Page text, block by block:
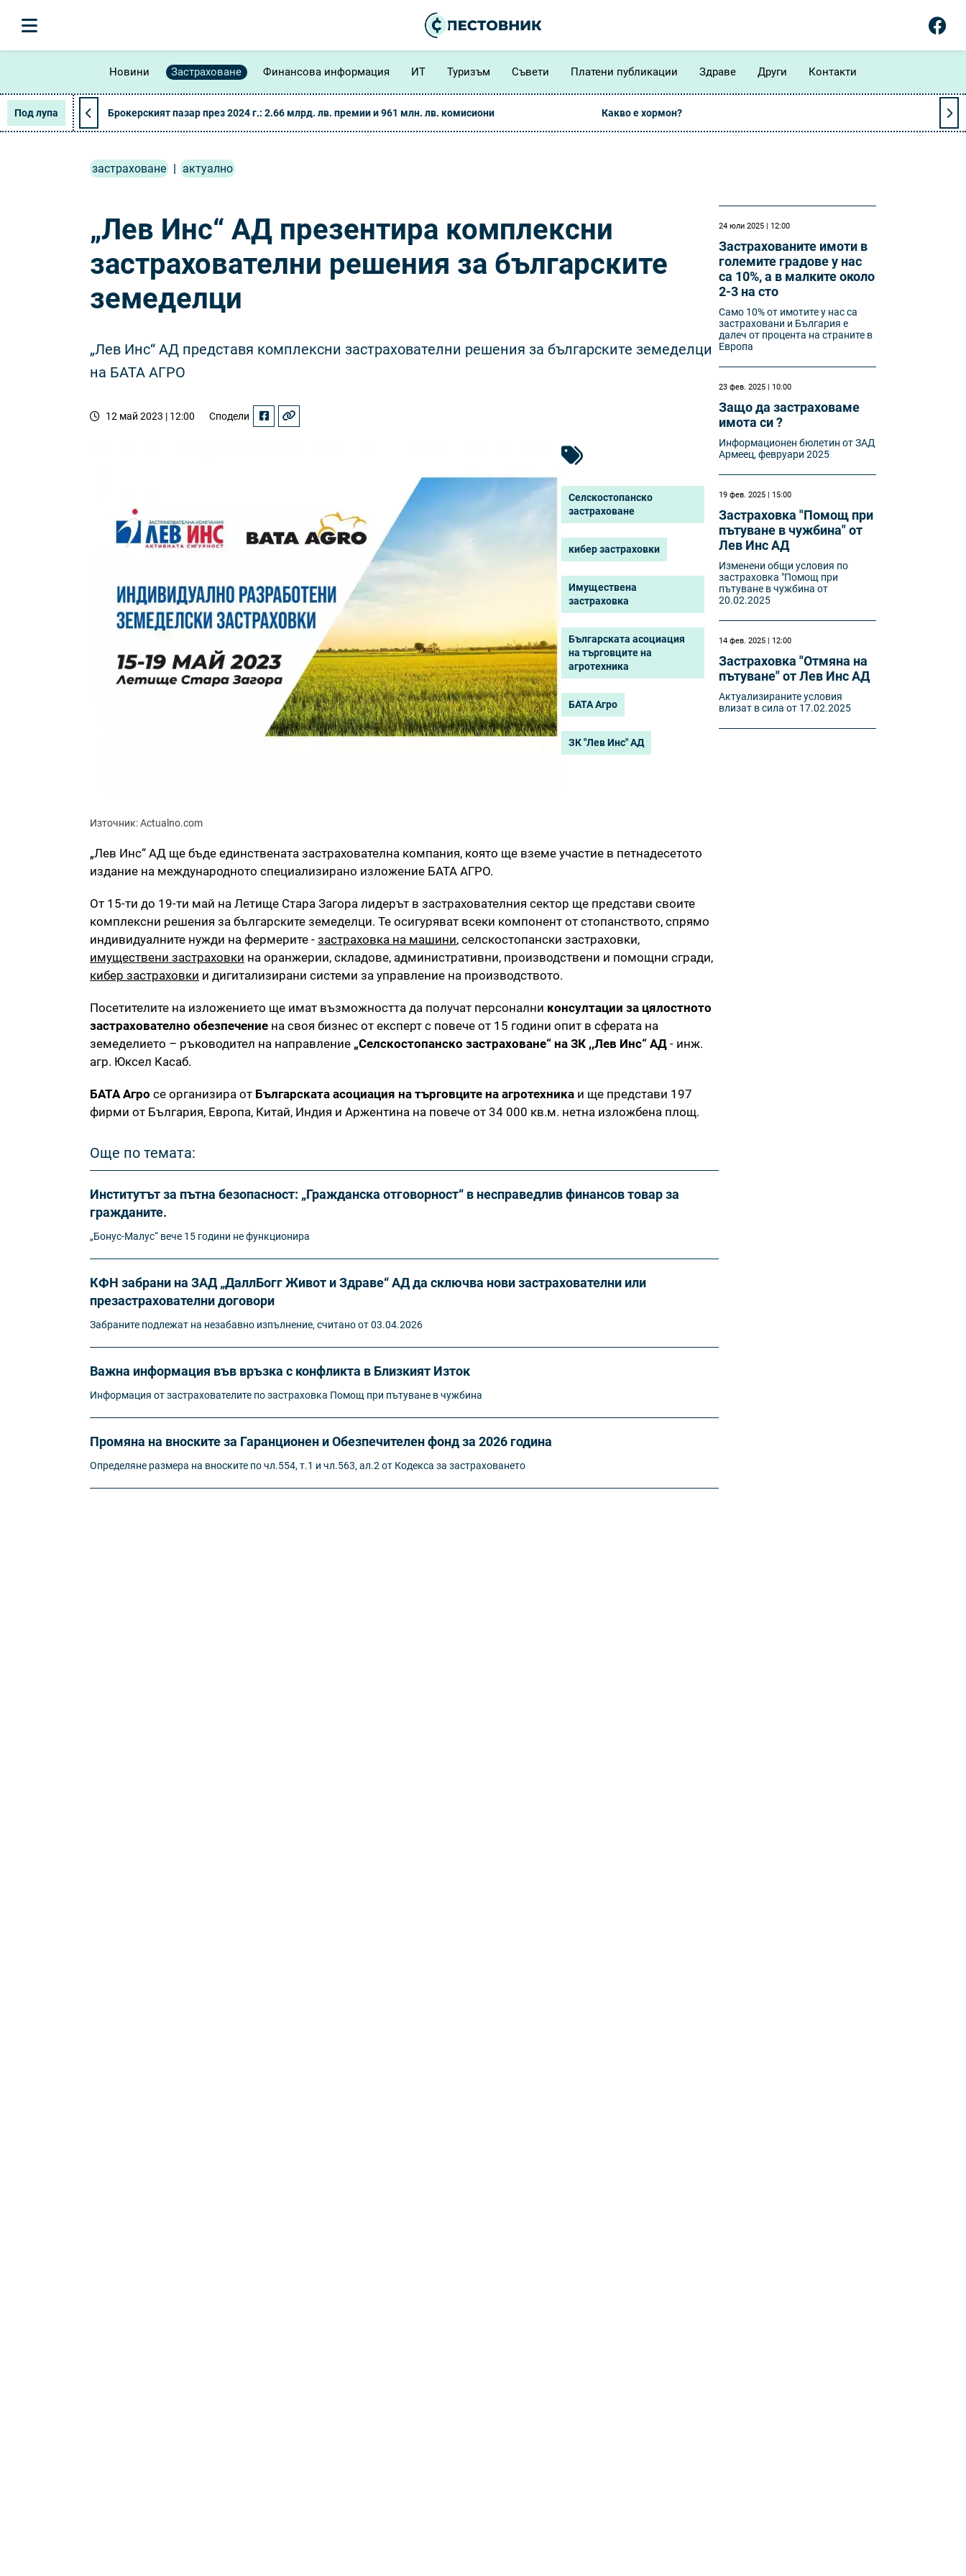
Новини Застраховане Финансова информация ИТ Туризъм Съвети Платени публикации Здраве Други Контакти
Под лупа Брокерският пазар през 2024 г.: 2.66 млрд. лв. премии и 961 млн. лв. комисиони Какво е хормон?
застраховане | актуално
„Лев Инс“ АД презентира комплексни
застрахователни решения за българските
земеделци
„Лев Инс“ АД представя комплексни застрахователни решения за българските земеделци
на БАТА АГРО
12 май 2023 | 12:00 Сподели
Селскостопанско
застраховане
кибер застраховки
Имуществена
застраховка
Българската асоциация
на търговците на
агротехника
БАТА Агро
ЗК "Лев Инс" АД
Източник: Аctualno.com
„Лев Инс“ АД ще бъде единствената застрахователна компания, която ще вземе участие в петнадесетото
издание на международното специализирано изложение БАТА АГРО.
От 15-ти до 19-ти май на Летище Стара Загора лидерът в застрахователния сектор ще представи своите
комплексни решения за българските земеделци. Те осигуряват всеки компонент от стопанството, спрямо
индивидуалните нужди на фермерите - застраховка на машини, селскостопански застраховки,
имуществени застраховки на оранжерии, складове, административни, производствени и помощни сгради,
кибер застраховки и дигитализирани системи за управление на производството.
Посетителите на изложението ще имат възможността да получат персонални консултации за цялостното
застрахователно обезпечение на своя бизнес от експерт с повече от 15 години опит в сферата на
земеделието – ръководител на направление „Селскостопанско застраховане“ на ЗК ,,Лев Инс“ АД - инж.
агр. Юксел Касаб.
БАТА Агро се организира от Българската асоциация на търговците на агротехника и ще представи 197
фирми от България, Европа, Китай, Индия и Аржентина на повече от 34 000 кв.м. нетна изложбена площ.
Още по темата:
Институтът за пътна безопасност: „Гражданска отговорност“ в несправедлив финансов товар за
гражданите.
„Бонус-Малус“ вече 15 години не функционира
КФН забрани на ЗАД „ДаллБогг Живот и Здраве“ АД да сключва нови застрахователни или
презастрахователни договори
Забраните подлежат на незабавно изпълнение, считано от 03.04.2026
Важна информация във връзка с конфликта в Близкият Изток
Информация от застрахователите по застраховка Помощ при пътуване в чужбина
Промяна на вноските за Гаранционен и Обезпечителен фонд за 2026 година
Определяне размера на вноските по чл.554, т.1 и чл.563, ал.2 от Кодекса за застраховането
24 юли 2025 | 12:00
Застрахованите имоти в
големите градове у нас
са 10%, а в малките около
2-3 на сто
Само 10% от имотите у нас са
застраховани и България е
далеч от процента на страните в
Европа
23 фев. 2025 | 10:00
Защо да застраховаме
имота си ?
Информационен бюлетин от ЗАД
Армеец, февруари 2025
19 фев. 2025 | 15:00
Застраховка "Помощ при
пътуване в чужбина" от
Лев Инс АД
Изменени oбщи условия по
застраховка "Помощ при
пътуване в чужбина от
20.02.2025
14 фев. 2025 | 12:00
Застраховка "Отмяна на
пътуване" от Лев Инс АД
Актуализираните условия
влизат в сила от 17.02.2025